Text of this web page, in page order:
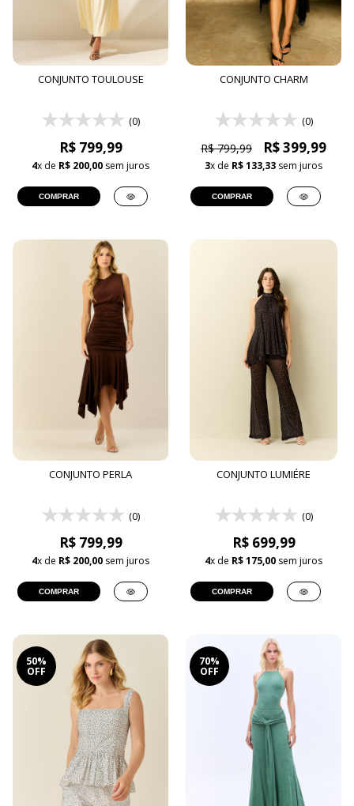
CONJUNTO TOULOUSE
(0)
R$ 799,99
4x de R$ 200,00 sem juros
COMPRAR
CONJUNTO CHARM
(0)
R$ 799,99 R$ 399,99
3x de R$ 133,33 sem juros
COMPRAR
CONJUNTO PERLA
(0)
R$ 799,99
4x de R$ 200,00 sem juros
COMPRAR
CONJUNTO LUMIÉRE
(0)
R$ 699,99
4x de R$ 175,00 sem juros
COMPRAR
50%
OFF
70%
OFF